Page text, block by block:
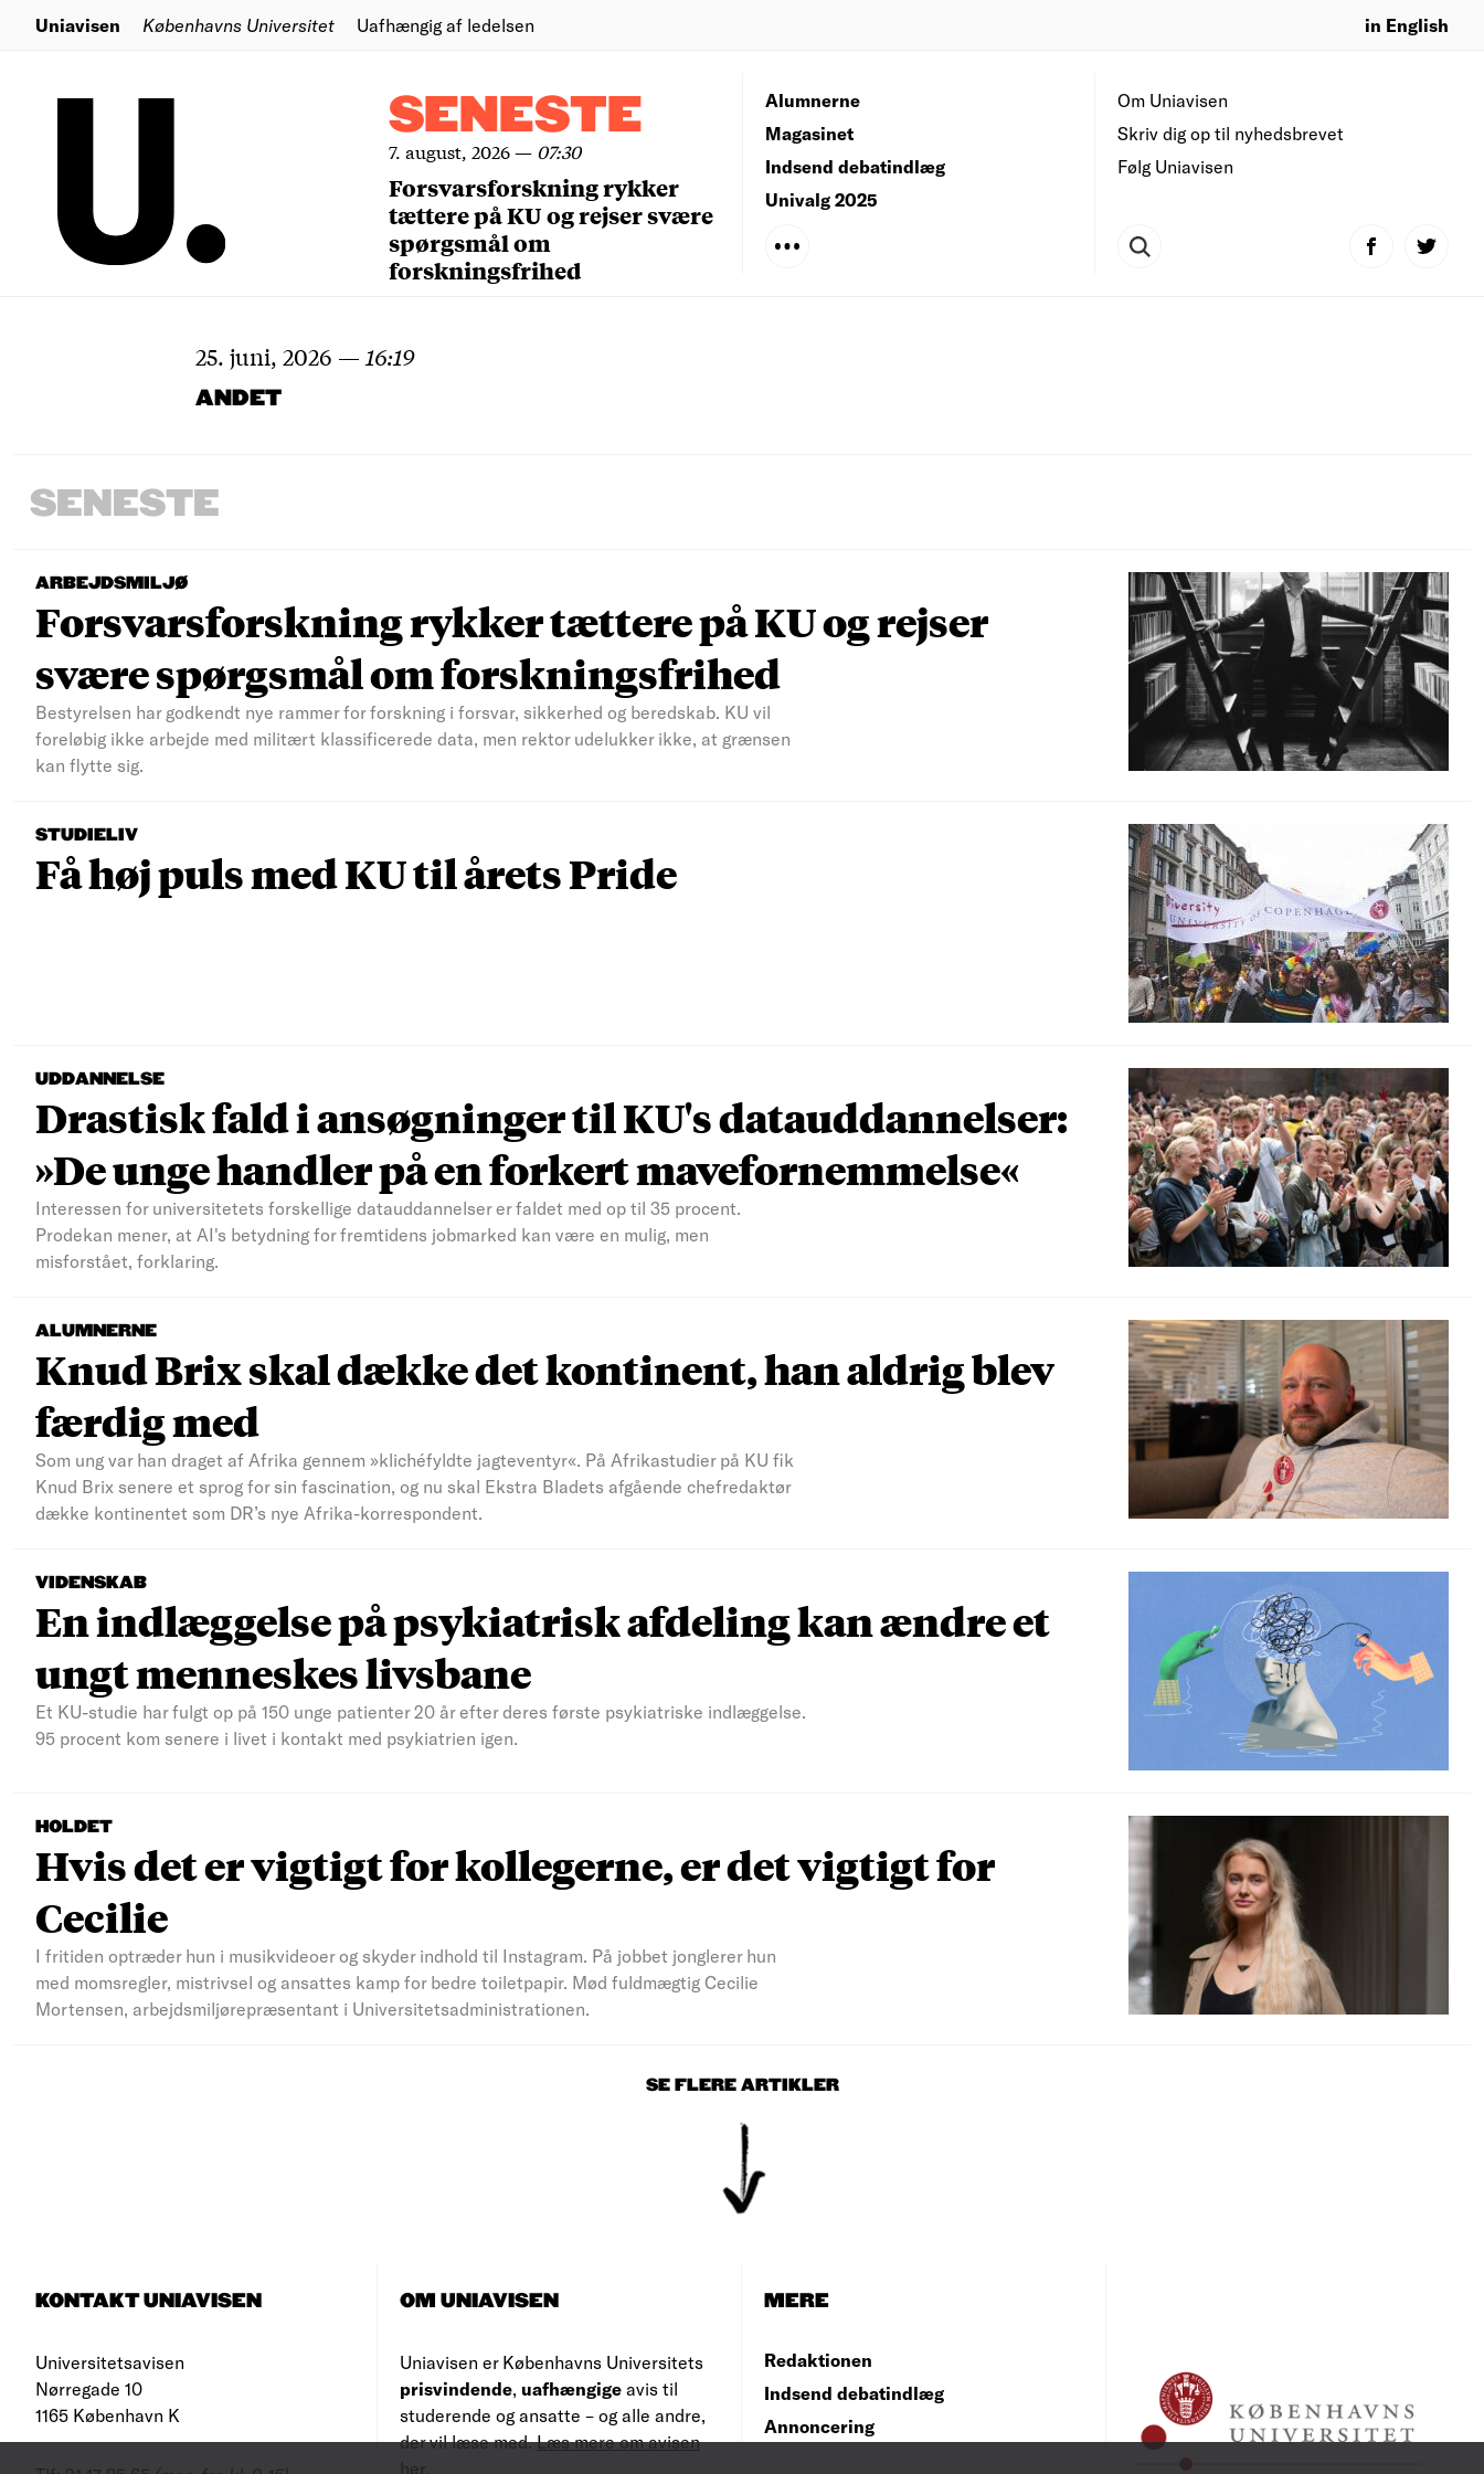
Uniavisen Københavns Universitet Uafhængig af ledelsen in English
SENESTE
7. august, 2026— 07:30
Forsvarsforskning rykker
tættere på KU og rejser svære
spørgsmål om
forskningsfrihed
Om Uniavisen
Skriv dig op til nyhedsbrevet
Følg Uniavisen
Alumnerne
Magasinet
Indsend debatindlæg
Univalg 2025
25. juni, 2026 — 16:19
ANDET
SENESTE
ARBEJDSMILJØ
Forsvarsforskning rykker tættere på KU og rejser
svære spørgsmål om forskningsfrihed
Bestyrelsen har godkendt nye rammer for forskning i forsvar, sikkerhed og beredskab. KU vil
foreløbig ikke arbejde med militært klassificerede data, men rektor udelukker ikke, at grænsen
kan flytte sig.
STUDIELIV
Få høj puls med KU til årets Pride
UDDANNELSE
Drastisk fald i ansøgninger til KU's datauddannelser:
»De unge handler på en forkert mavefornemmelse«
Interessen for universitetets forskellige datauddannelser er faldet med op til 35 procent.
Prodekan mener, at AI's betydning for fremtidens jobmarked kan være en mulig, men
misforstået, forklaring.
ALUMNERNE
Knud Brix skal dække det kontinent, han aldrig blev
færdig med
Som ung var han draget af Afrika gennem »klichéfyldte jagteventyr«. På Afrikastudier på KU fik
Knud Brix senere et sprog for sin fascination, og nu skal Ekstra Bladets afgående chefredaktør
dække kontinentet som DR’s nye Afrika-korrespondent.
VIDENSKAB
En indlæggelse på psykiatrisk afdeling kan ændre et
ungt menneskes livsbane
Et KU-studie har fulgt op på 150 unge patienter 20 år efter deres første psykiatriske indlæggelse.
95 procent kom senere i livet i kontakt med psykiatrien igen.
HOLDET
Hvis det er vigtigt for kollegerne, er det vigtigt for
Cecilie
I fritiden optræder hun i musikvideoer og skyder indhold til Instagram. På jobbet jonglerer hun
med momsregler, mistrivsel og ansattes kamp for bedre toiletpapir. Mød fuldmægtig Cecilie
Mortensen, arbejdsmiljørepræsentant i Universitetsadministrationen.
SE FLERE ARTIKLER
KONTAKT UNIAVISEN
Universitetsavisen
Nørregade 10
1165 København K
OM UNIAVISEN
Uniavisen er Københavns Universitets
prisvindende, uafhængige avis til
studerende og ansatte – og alle andre,
der vil læse med.Læs mere om avisen
her
MERE
Redaktionen
Indsend debatindlæg
Annoncering